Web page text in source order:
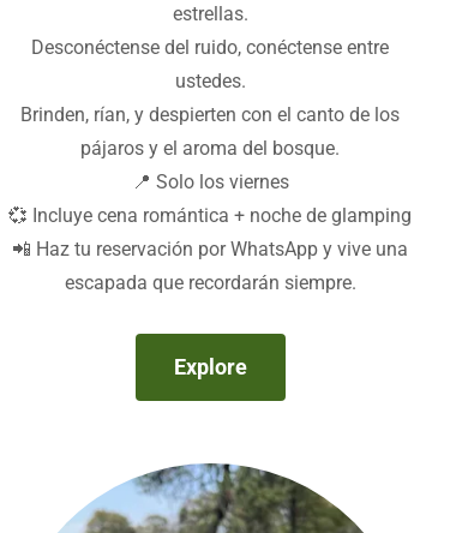
estrellas.
Desconéctense del ruido, conéctense entre
ustedes.
Brinden, rían, y despierten con el canto de los
pájaros y el aroma del bosque.
📍 Solo los viernes
💞 Incluye cena romántica + noche de glamping
📲 Haz tu reservación por WhatsApp y vive una
escapada que recordarán siempre.
Explore